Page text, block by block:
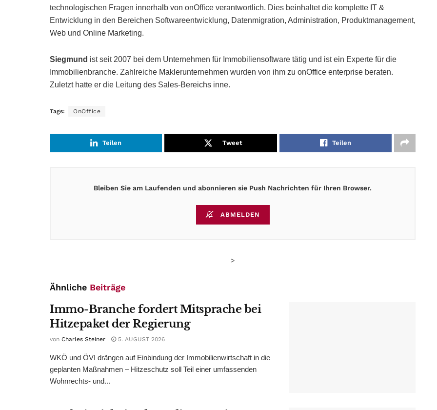
technologischen Fragen innerhalb von onOffice verantwortlich. Dies beinhaltet die komplette IT &
Entwicklung in den Bereichen Softwareentwicklung, Datenmigration, Administration, Produktmanagement,
Web und Online Marketing.
Siegmund ist seit 2007 bei dem Unternehmen für Immobiliensoftware tätig und ist ein Experte für die
Immobilienbranche. Zahlreiche Maklerunternehmen wurden von ihm zu onOffice enterprise beraten.
Zuletzt hatte er die Leitung des Sales-Bereichs inne.
Tags: OnOffice
Teilen Tweet Teilen
Bleiben Sie am Laufenden und abonnieren sie Push Nachrichten für Ihren Browser.
ABMELDEN
>
Ähnliche Beiträge
Immo-Branche fordert Mitsprache bei
Hitzepaket der Regierung
von Charles Steiner 5. AUGUST 2026
WKÖ und ÖVI drängen auf Einbindung der Immobilienwirtschaft in die
geplanten Maßnahmen – Hitzeschutz soll Teil einer umfassenden
Wohnrechts- und...